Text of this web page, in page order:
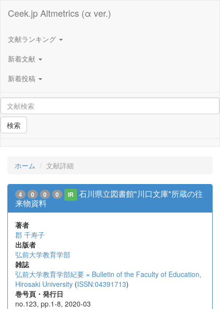
Ceek.jp Altmetrics (α ver.)
文献ランキング
新着文献
新着投稿
検索
ホーム 文献詳細
4 0 0 0 IR
石川県立図書館"川口文庫"所蔵の往
来物資料
著者
郡 千寿子
出版者
弘前大学教育学部
雑誌
弘前大学教育学部紀要 = Bulletin of the Faculty of Education,
Hirosaki University (ISSN:04391713)
巻号頁・発行日
no.123, pp.1-8, 2020-03